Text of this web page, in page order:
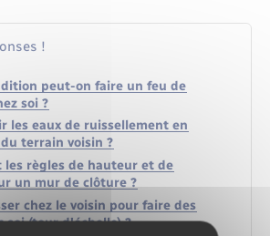
!
peut-on faire un feu de
soi ?
les eaux de ruissellement en
terrain voisin ?
les règles de hauteur et de
un mur de clôture ?
chez le voisin pour faire des
soi (tour d'échelle) ?